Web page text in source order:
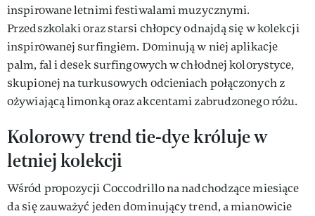
inspirowane letnimi festiwalami muzycznymi.
Przedszkolaki oraz starsi chłopcy odnajdą się w kolekcji
inspirowanej surfingiem. Dominują w niej aplikacje
palm, fal i desek surfingowych w chłodnej kolorystyce,
skupionej na turkusowych odcieniach połączonych z
ożywiającą limonką oraz akcentami zabrudzonego różu.
Kolorowy trend tie-dye króluje w
letniej kolekcji
Wśród propozycji Coccodrillo na nadchodzące miesiące
da się zauważyć jeden dominujący trend, a mianowicie